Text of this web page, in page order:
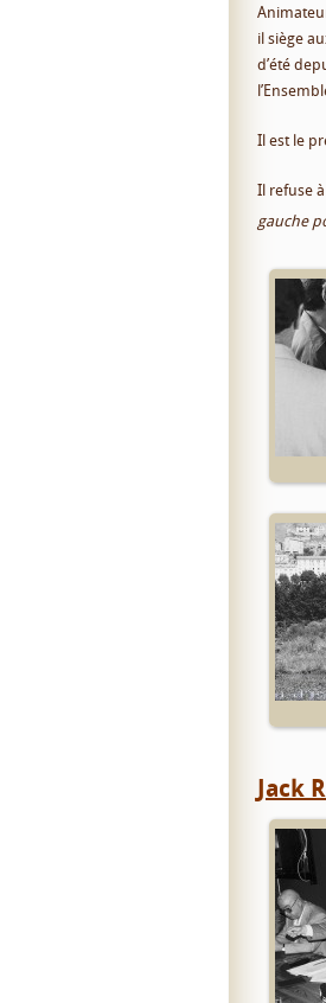
il siège
d’été
Il est le
Il refuse
gauche
Jack